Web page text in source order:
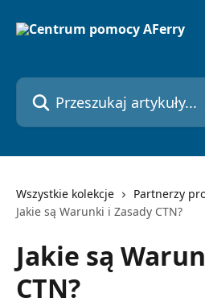
Przeszukaj artykuły...
Wszystkie kolekcje
Partnerzy
Jakie są Warunki i Zasady CTN?
Jakie są
CTN?